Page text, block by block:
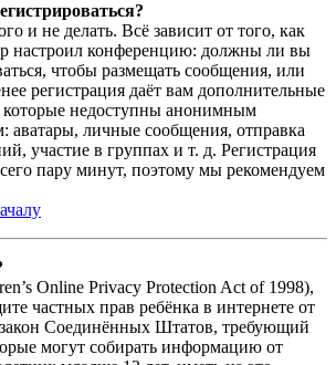
и не делать. Всё зависит от того, как
настроил конференцию: должны ли вы
чтобы размещать сообщения, или
регистрация даёт вам дополнительные
которые недоступны анонимным
аватары, личные сообщения, отправка
участие в группах и т. д. Регистрация
пару минут, поэтому мы рекомендуем
Online Privacy Protection Act of 1998),
частных прав ребёнка в интернете от
Соединённых Штатов, требующий
могут собирать информацию от